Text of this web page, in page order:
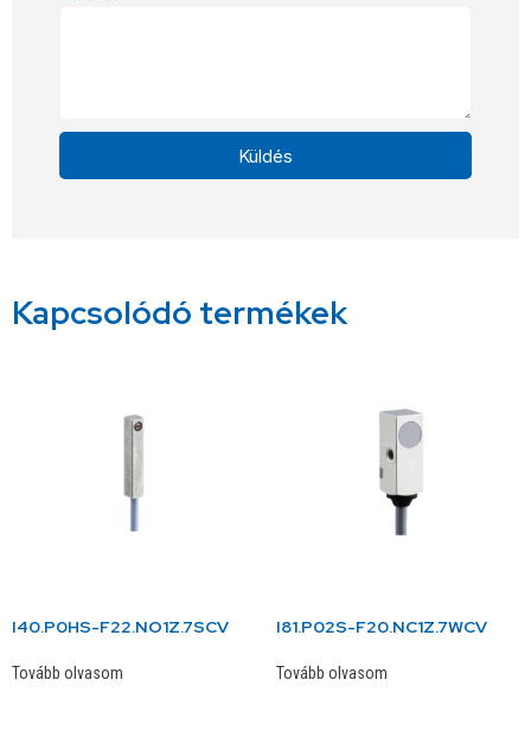
Küldés
Kapcsolódó termékek
I40.P0HS-F22.NO1Z.7SCV
Tovább olvasom
I81.P02S-F20.NC1Z.7WCV
Tovább olvasom